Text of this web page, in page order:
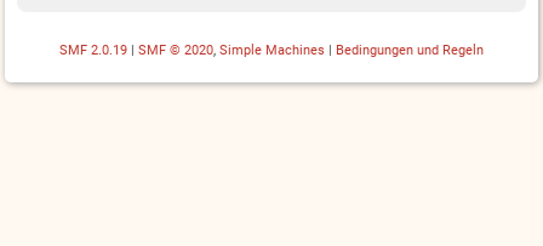
SMF 2.0.19 | SMF © 2020 Simple Machines | Bedingungen und Regeln